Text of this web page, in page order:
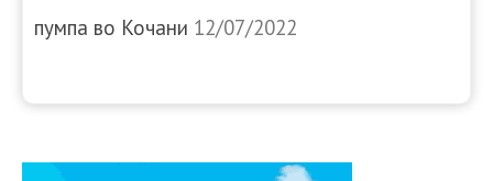
пумпа во Кочани 12/07/2022